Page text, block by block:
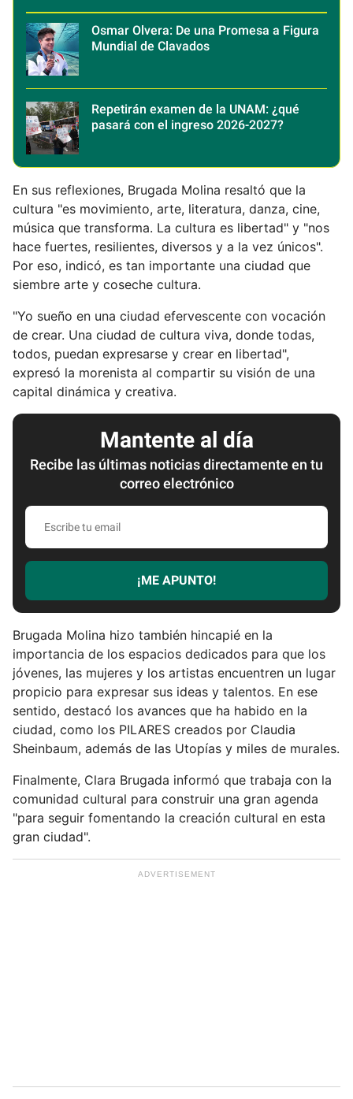
Osmar Olvera: De una Promesa a Figura
Mundial de Clavados
Repetirán examen de la UNAM: ¿qué
pasará con el ingreso 2026-2027?
En sus reflexiones, Brugada Molina resaltó que la
cultura "es movimiento, arte, literatura, danza, cine,
música que transforma. La cultura es libertad" y "nos
hace fuertes, resilientes, diversos y a la vez únicos".
Por eso, indicó, es tan importante una ciudad que
siembre arte y coseche cultura.
"Yo sueño en una ciudad efervescente con vocación
de crear. Una ciudad de cultura viva, donde todas,
todos, puedan expresarse y crear en libertad",
expresó la morenista al compartir su visión de una
capital dinámica y creativa.
Mantente al día
Recibe las últimas noticias directamente en tu
correo electrónico
E
c
r
u
m
¡ME APUNTO!
Brugada Molina hizo también hincapié en la
importancia de los espacios dedicados para que los
jóvenes, las mujeres y los artistas encuentren un lugar
propicio para expresar sus ideas y talentos. En ese
sentido, destacó los avances que ha habido en la
ciudad, como los PILARES creados por Claudia
Sheinbaum, además de las Utopías y miles de murales.
Finalmente, Clara Brugada informó que trabaja con la
comunidad cultural para construir una gran agenda
"para seguir fomentando la creación cultural en esta
gran ciudad".